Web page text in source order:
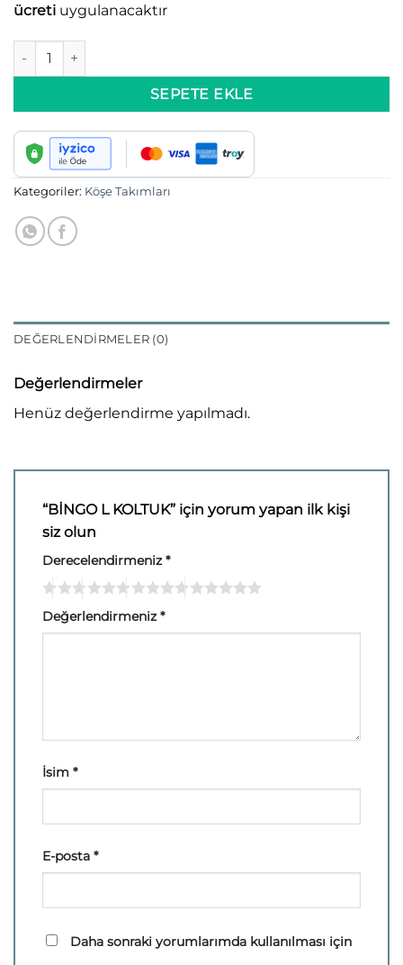
ücreti uygulanacaktır
BİNGO L KOLTUK adet
SEPETE EKLE
Kategoriler: Köşe Takımları
DEĞERLENDIRMELER (0)
Değerlendirmeler
Henüz değerlendirme yapılmadı.
“BİNGO L KOLTUK” için yorum yapan ilk kişi
siz olun
Derecelendirmeniz*
Değerlendirmeniz*
İsim *
E-posta *
Daha sonraki yorumlarımda kullanılması için